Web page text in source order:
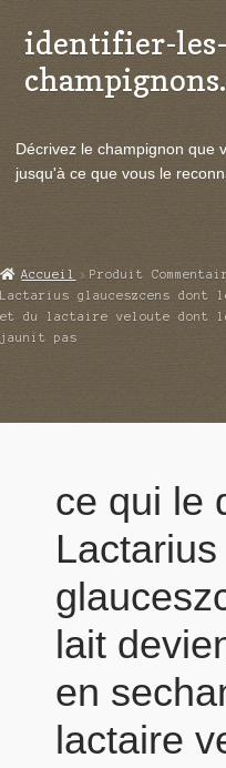
Aller
à
la
Aller
au
contenu
identifier-les-
Actualités
Echanges et contacts
Mycologie
Décrivez le champignon que
jusqu'à ce que vous le
Accueil Produit
Lactarius glauceszcens
et du lactaire veloute dont
jaunit pas
ce qui le
Lactarius
lait
en
lactaire